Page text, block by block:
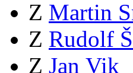
Z Martin
Z Rudolf
Z Jan Vik